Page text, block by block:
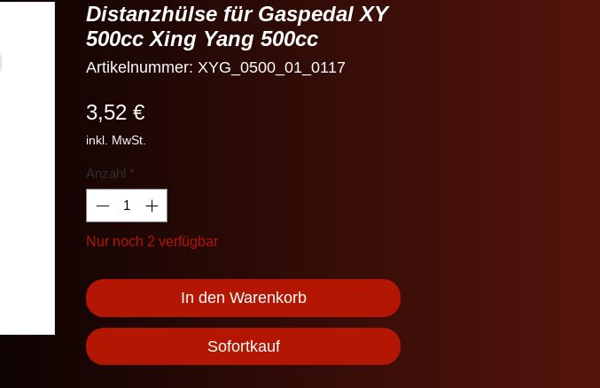
Distanzhülse für Gaspedal XY
500cc Xing Yang 500cc
Artikelnummer: XYG_0500_01_0117
3,52 €Preis
inkl. MwSt.
Anzahl *
Nur noch 2 verfügbar
In den Warenkorb
Sofortkauf